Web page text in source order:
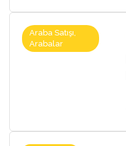
Araba Satışı,
Arabalar